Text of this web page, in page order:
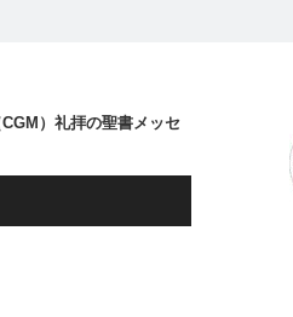
）礼拝の聖書メッセ